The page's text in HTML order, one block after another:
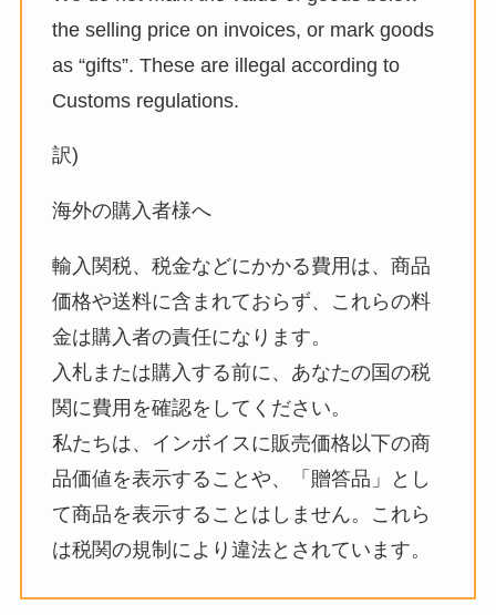
the selling price on invoices, or mark goods
as “gifts”. These are illegal according to
Customs regulations.
訳)
海外の購入者様へ
輸入関税、税金などにかかる費用は、商品
価格や送料に含まれておらず、これらの料
金は購入者の責任になります。
入札または購入する前に、あなたの国の税
関に費用を確認をしてください。
私たちは、インボイスに販売価格以下の商
品価値を表示することや、「贈答品」とし
て商品を表示することはしません。これら
は税関の規制により違法とされています。